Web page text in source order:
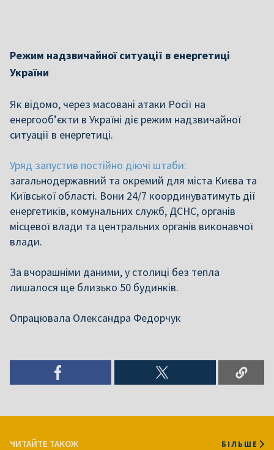
Режим надзвичайної ситуації в енергетиці
України
Як відомо, через масовані атаки Росії на
енергооб’єкти в Україні діє режим надзвичайної
ситуації в енергетиці.
Уряд запустив постійно діючі штаби:
загальнодержавний та окремий для міста Києва та
Київської області. Вони 24/7 координуватимуть дії
енергетиків, комунальних служб, ДСНС, органів
місцевої влади та центральних органів виконавчої
влади.
За вчорашніми даними, у столиці без тепла
лишалося ще близько 50 будинків.
Опрацювала Олександра Федорчук
ЧИТАЙТЕ ТАКОЖ БІЛЬШЕ